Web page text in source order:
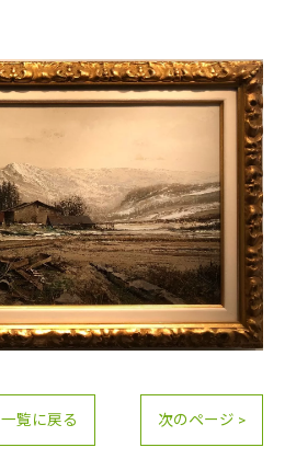
一覧に戻る 次のページ >